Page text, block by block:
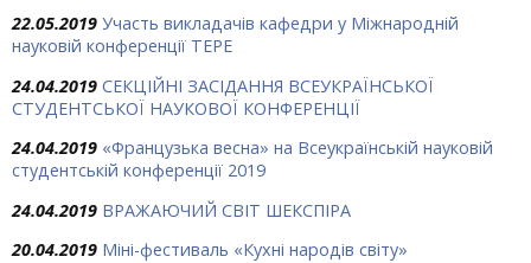
22.05.2019 Участь викладачів кафедри у Міжнародній
науковій конференції ТЕРЕ
24.04.2019 СЕКЦІЙНІ ЗАСІДАННЯ ВСЕУКРАЇНСЬКОЇ
СТУДЕНТСЬКОЇ НАУКОВОЇ КОНФЕРЕНЦІЇ
24.04.2019 «Французька весна» на Всеукраїнській науковій
студентській конференції 2019
24.04.2019 ВРАЖАЮЧИЙ СВІТ ШЕКСПІРА
20.04.2019 Міні-фестиваль «Кухні народів світу»